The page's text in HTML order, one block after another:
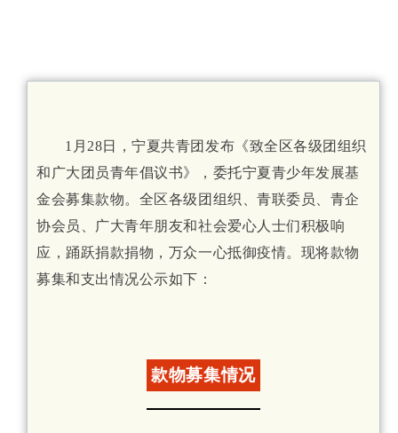
1月28日，宁夏共青团发布《致全区各级团组织
和广大团员青年倡议书》，委托宁夏青少年发展基
金会募集款物。全区各级团组织、青联委员、青企
协会员、广大青年朋友和社会爱心人士们积极响
应，踊跃捐款捐物，万众一心抵御疫情。现将款物
募集和支出情况公示如下：
款物募集情况